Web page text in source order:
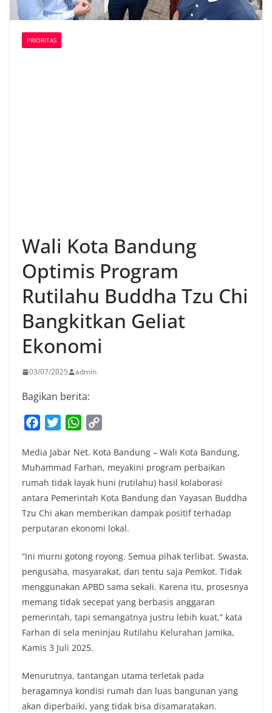
PRIORITAS
Wali Kota Bandung
Optimis Program
Rutilahu Buddha Tzu Chi
Bangkitkan Geliat
Ekonomi
03/07/2025 admin
Bagikan berita:
c
e
b
o
o
k
i
t
t
e
r
W
a
t
s
A
p
p
p
y
L
i
n
k
Media Jabar Net. Kota Bandung – Wali Kota Bandung,
Muhammad Farhan, meyakini program perbaikan
rumah tidak layak huni (rutilahu) hasil kolaborasi
antara Pemerintah Kota Bandung dan Yayasan Buddha
Tzu Chi akan memberikan dampak positif terhadap
perputaran ekonomi lokal.
“Ini murni gotong royong. Semua pihak terlibat. Swasta,
pengusaha, masyarakat, dan tentu saja Pemkot. Tidak
menggunakan APBD sama sekali. Karena itu, prosesnya
memang tidak secepat yang berbasis anggaran
pemerintah, tapi semangatnya justru lebih kuat,” kata
Farhan di sela meninjau Rutilahu Kelurahan Jamika,
Kamis 3 Juli 2025.
Menurutnya, tantangan utama terletak pada
beragamnya kondisi rumah dan luas bangunan yang
akan diperbaiki, yang tidak bisa disamaratakan.